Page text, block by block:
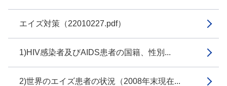
エイズ対策（22010227.pdf）
1)HIV感染者及びAIDS患者の国籍、性別...
2)世界のエイズ患者の状況（2008年末現在...